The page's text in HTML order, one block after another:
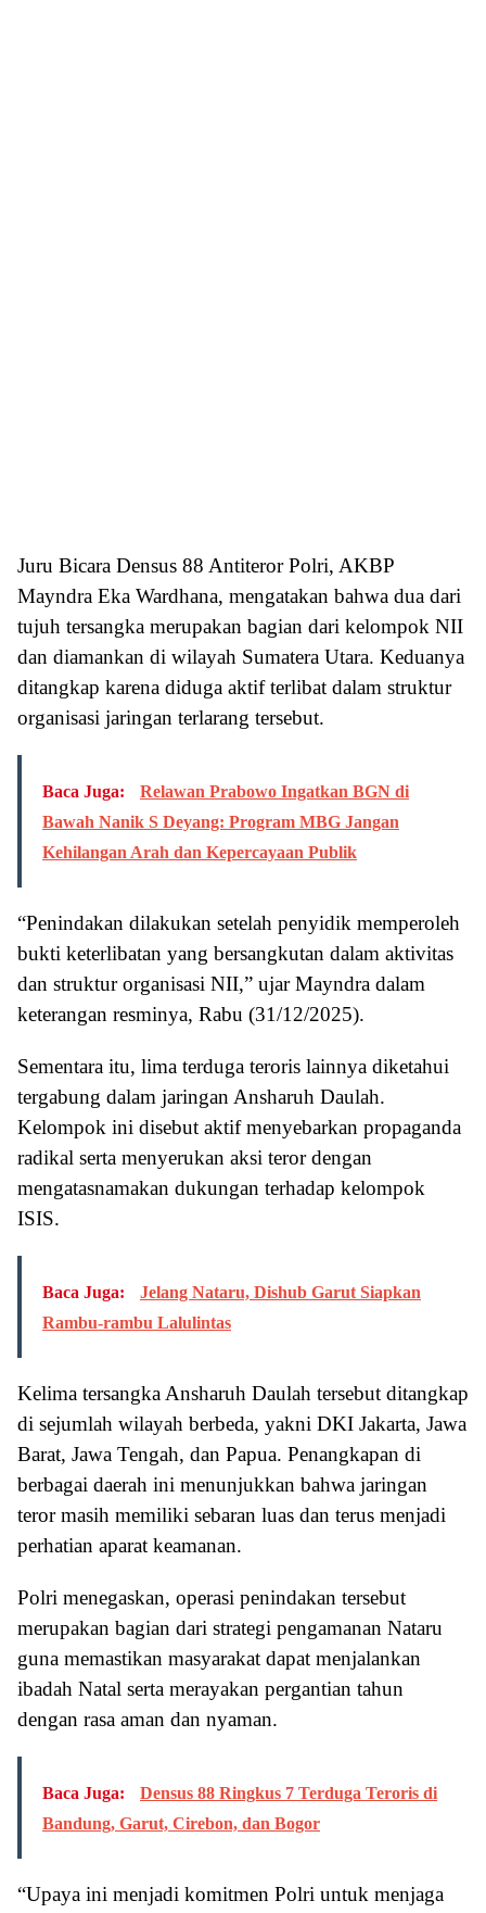
Juru Bicara Densus 88 Antiteror Polri, AKBP
Mayndra Eka Wardhana, mengatakan bahwa dua dari
tujuh tersangka merupakan bagian dari kelompok NII
dan diamankan di wilayah Sumatera Utara. Keduanya
ditangkap karena diduga aktif terlibat dalam struktur
organisasi jaringan terlarang tersebut.
Baca Juga:
Relawan Prabowo Ingatkan BGN di
Bawah Nanik S Deyang: Program MBG Jangan
Kehilangan Arah dan Kepercayaan Publik
“Penindakan dilakukan setelah penyidik memperoleh
bukti keterlibatan yang bersangkutan dalam aktivitas
dan struktur organisasi NII,” ujar Mayndra dalam
keterangan resminya, Rabu (31/12/2025).
Sementara itu, lima terduga teroris lainnya diketahui
tergabung dalam jaringan Ansharuh Daulah.
Kelompok ini disebut aktif menyebarkan propaganda
radikal serta menyerukan aksi teror dengan
mengatasnamakan dukungan terhadap kelompok
ISIS.
Baca Juga:
Jelang Nataru, Dishub Garut Siapkan
Rambu-rambu Lalulintas
Kelima tersangka Ansharuh Daulah tersebut ditangkap
di sejumlah wilayah berbeda, yakni DKI Jakarta, Jawa
Barat, Jawa Tengah, dan Papua. Penangkapan di
berbagai daerah ini menunjukkan bahwa jaringan
teror masih memiliki sebaran luas dan terus menjadi
perhatian aparat keamanan.
Polri menegaskan, operasi penindakan tersebut
merupakan bagian dari strategi pengamanan Nataru
guna memastikan masyarakat dapat menjalankan
ibadah Natal serta merayakan pergantian tahun
dengan rasa aman dan nyaman.
Baca Juga:
Densus 88 Ringkus 7 Terduga Teroris di
Bandung, Garut, Cirebon, dan Bogor
“Upaya ini menjadi komitmen Polri untuk menjaga